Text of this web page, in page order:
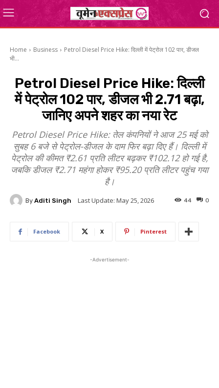
Home Business
Petrol Diesel Price Hike: दिल्ली में पेट्रोल 102 पार, डीजल
भी...
Petrol Diesel Price Hike: दिल्ली
में पेट्रोल 102 पार, डीजल भी ₹2.71 बढ़ा,
जानिए अपने शहर का नया रेट
Petrol Diesel Price Hike: तेल कंपनियों ने आज 25 मई को
सुबह 6 बजे से पेट्रोल-डीजल के दाम फिर बढ़ा दिए हैं। दिल्ली में
पेट्रोल की कीमत ₹2.61 प्रति लीटर बढ़कर ₹102.12 हो गई है,
जबकि डीजल ₹2.71 महंगा होकर ₹95.20 प्रति लीटर पहुंच गया
है।
By Aditi Singh Last Update: May 25, 2026 0
44
Facebook X Pinterest
-Advertisement-